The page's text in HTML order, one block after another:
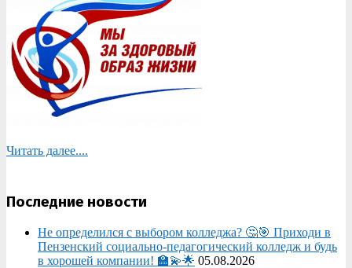
Читать далее....
Последние новости
Не определился с выбором колледжа? 🤔🎯 Приходи в
Пензенский социально-педагогический колледж и будь
в хорошей компании! 🏫💫🌟 05.08.2026